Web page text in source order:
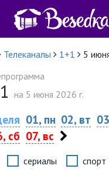
Телеканалы 1+1
5
на 5 июня 2026 г.
01, пн 02, вт
сб 07, вс
сериалы спорт